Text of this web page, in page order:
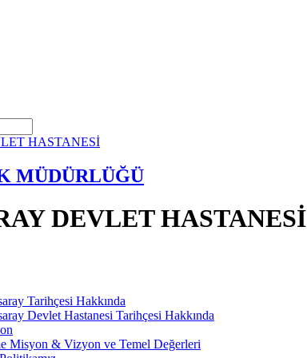
MÜDÜRLÜĞÜ
DEVLET HASTANESİ
Tarihçesi Hakkında
Devlet Hastanesi Tarihçesi Hakkında
Misyon & Vizyon ve Temel Değerleri